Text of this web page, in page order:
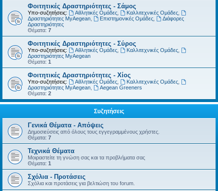
Φοιτητικές Δραστηριότητες - Σάμος
Υπο-συζητήσεις: Αθλητικές Ομάδες, Καλλιτεχνικές Ομάδες,
Δραστηριότητες MyAegean
Επιστημονικές Ομάδες,
Διάφορες
Δραστηριότητες
Θέματα: 7
Φοιτητικές Δραστηριότητες - Σύρος
Υπο-συζητήσεις: Αθλητικές Ομάδες, Καλλιτεχνικές Ομάδες,
Δραστηριότητες MyAegean
Θέματα: 1
Φοιτητικές Δραστηριότητες - Χίος
Υπο-συζητήσεις: Αθλητικές Ομάδες, Καλλιτεχνικές Ομάδες,
Δραστηριότητες MyAegean
Aegean Greeners
Θέματα: 2
Συζητήσεις
Γενικά Θέματα - Απόψεις
Δημοσιεύσεις από όλους τους εγγεγραμμένους χρήστες.
Θέματα: 7
Τεχνικά Θέματα
Μοιραστείτε τη γνώση σας και τα προβλήματα σας
Θέματα: 1
Σχόλια - Προτάσεις
Σχόλια και προτάσεις για βελτιώση του forum.